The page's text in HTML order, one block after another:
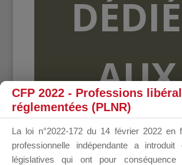
AUX
CFP 2022 - Professions
réglementées (PLNR)
La loi n°2022-172 du 14 février 2022 en
professionnelle indépendante a introduit
législatives qui ont pour